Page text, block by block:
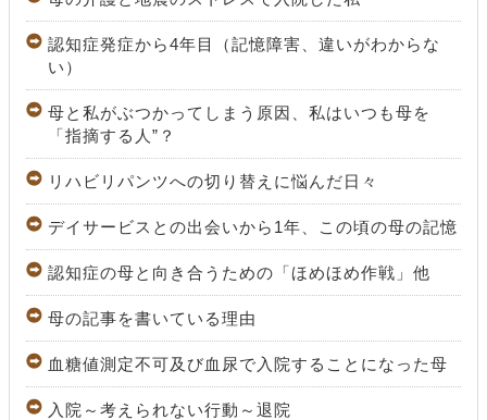
認知症発症から4年目（記憶障害、違いがわからな
い）
母と私がぶつかってしまう原因、私はいつも母を
「指摘する人”？
リハビリパンツへの切り替えに悩んだ日々
デイサービスとの出会いから1年、この頃の母の記憶
認知症の母と向き合うための「ほめほめ作戦」他
母の記事を書いている理由
血糖値測定不可及び血尿で入院することになった母
入院～考えられない行動～退院